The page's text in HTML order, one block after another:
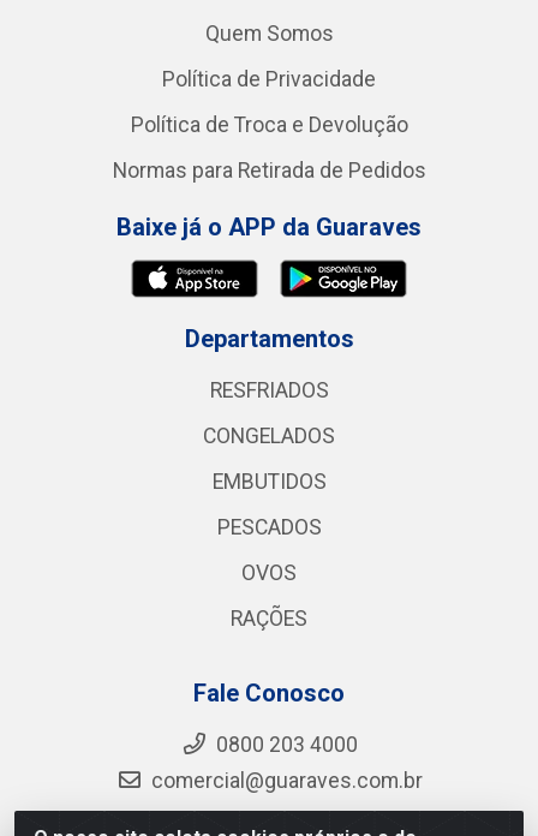
Quem Somos
Política de Privacidade
Política de Troca e Devolução
Normas para Retirada de Pedidos
Baixe já o APP da Guaraves
Departamentos
RESFRIADOS
CONGELADOS
EMBUTIDOS
PESCADOS
OVOS
RAÇÕES
Fale Conosco
0800 203 4000
comercial@guaraves.com.br